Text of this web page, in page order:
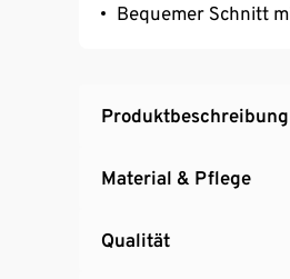
Bequemer Schnitt
Produktbeschreibung
Material & Pflege
Qualität